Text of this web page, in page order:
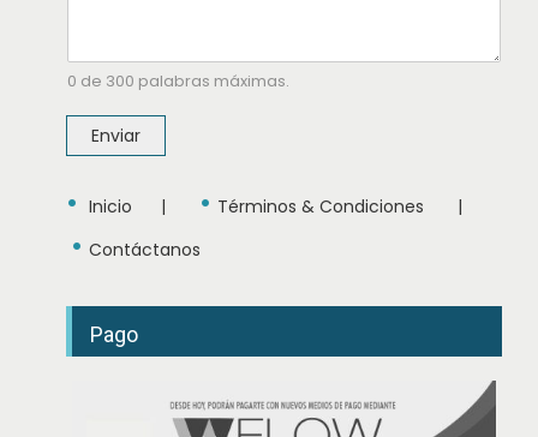
0 de 300 palabras máximas.
Enviar
• Inicio | • Términos & Condiciones |
• Contáctanos
Pago